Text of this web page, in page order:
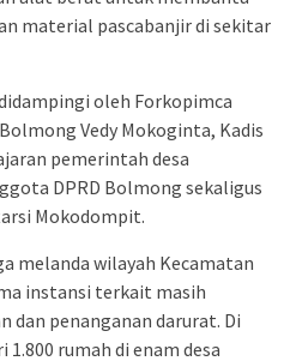
material pascabanjir di sekitar
oleh Forkopimca
Vedy Mokoginta, Kadis
pemerintah desa
DPRD Bolmong sekaligus
Mokodompit.
melanda wilayah Kecamatan
instansi terkait masih
dan penanganan darurat. Di
rumah di enam desa